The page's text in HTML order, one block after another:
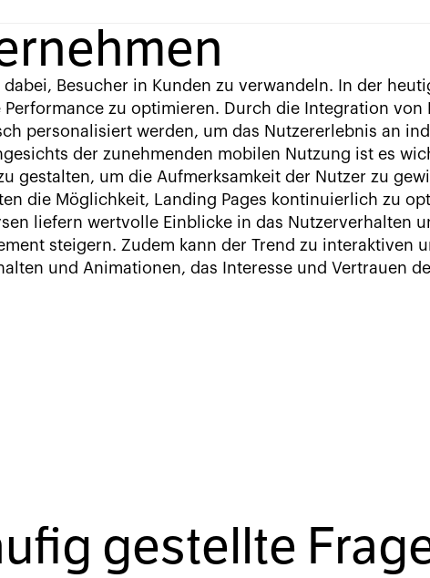
Besucher in Kunden zu verwandeln. In der
zu optimieren. Durch die Integration von
personalisiert werden, um das Nutzererlebnis an
der zunehmenden mobilen Nutzung ist es
gestalten, um die Aufmerksamkeit der Nutzer zu
die Möglichkeit, Landing Pages kontinuierlich zu
liefern wertvolle Einblicke in das Nutzerverhalten
steigern. Zudem kann der Trend zu interaktiven
und Animationen, das Interesse und Vertrauen
gestellte